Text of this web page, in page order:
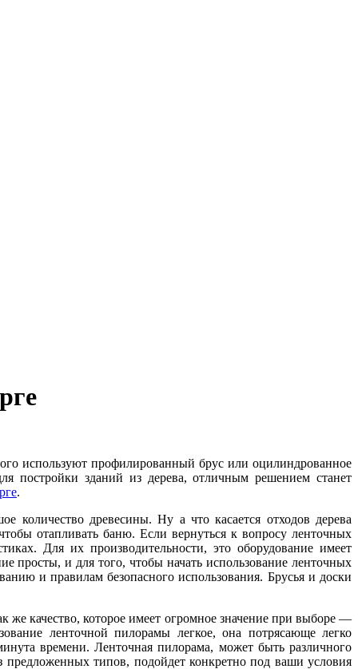
используют профилированный брус или оцилиндрованное
постройки зданий из дерева, отличным решением станет
.
количество древесины. Ну а что касается отходов дерева
отапливать баню. Если вернуться к вопросу ленточных
Для их производительности, это оборудование имеет
просты, и для того, чтобы начать использование ленточных
и правилам безопасного использования. Брусья и доски
же качество, которое имеет огромное значение при выборе —
ленточной пилорамы легкое, она потрясающе легко
времени. Ленточная пилорама, может быть различного
предложенных типов, подойдет конкретно под ваши условия